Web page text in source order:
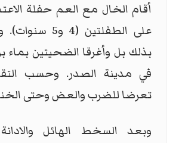
أقام الخال مع العم حفلة
على الطفلتين (4
بذلك بل وأغرقا الضحيتين بماء
في مدينة الصدر. وحسب
تعرضا للضرب والعض وحتى
وبعد السخط الهائل